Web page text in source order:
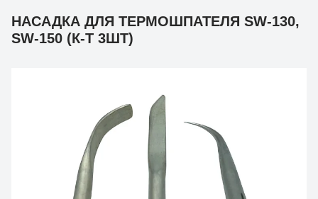
НАСАДКА ДЛЯ ТЕРМОШПАТЕЛЯ SW-130,
SW-150 (К-Т 3ШТ)